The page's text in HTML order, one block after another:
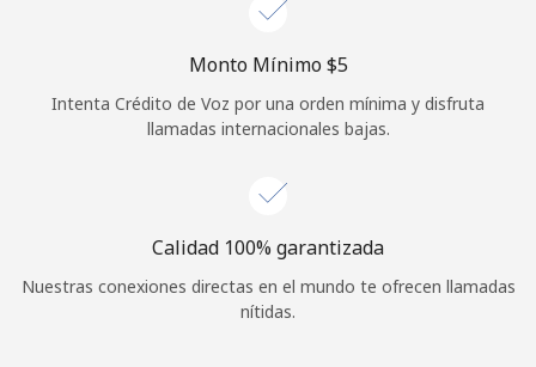
Monto Mínimo ⁦$5⁩
Intenta Crédito de Voz por una orden mínima y disfruta
llamadas internacionales bajas.
Calidad 100% garantizada
Nuestras conexiones directas en el mundo te ofrecen llamadas
nítidas.